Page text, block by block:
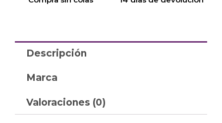
Descripción
Marca
Valoraciones (0)